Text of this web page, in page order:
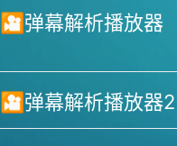
🎦弹幕解析播放器
🎦弹幕解析播放器2